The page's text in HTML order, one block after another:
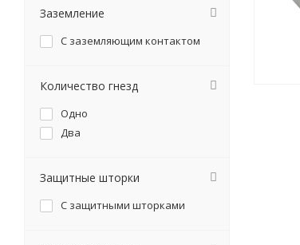
Заземление
С заземляющим контактом
Количество гнезд
Одно
Два
Защитные шторки
С защитными шторками